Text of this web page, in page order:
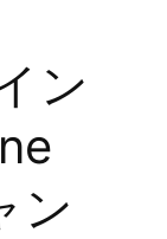
ン
ン